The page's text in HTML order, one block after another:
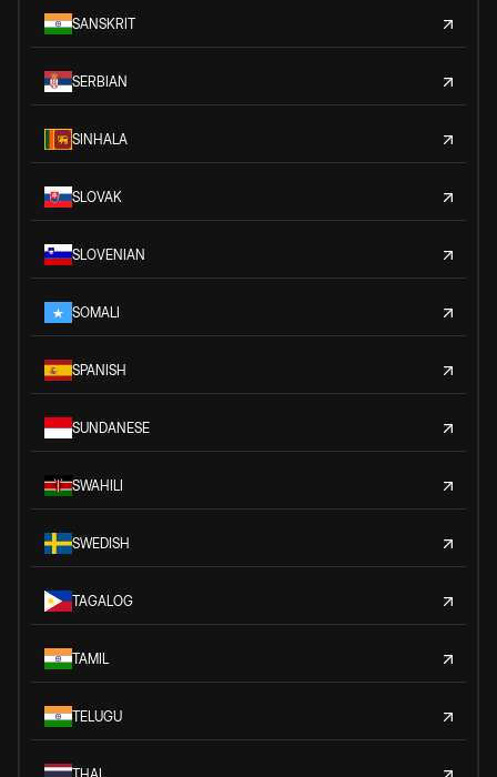
SANSKRIT
SERBIAN
SINHALA
SLOVAK
SLOVENIAN
SOMALI
SPANISH
SUNDANESE
SWAHILI
SWEDISH
TAGALOG
TAMIL
TELUGU